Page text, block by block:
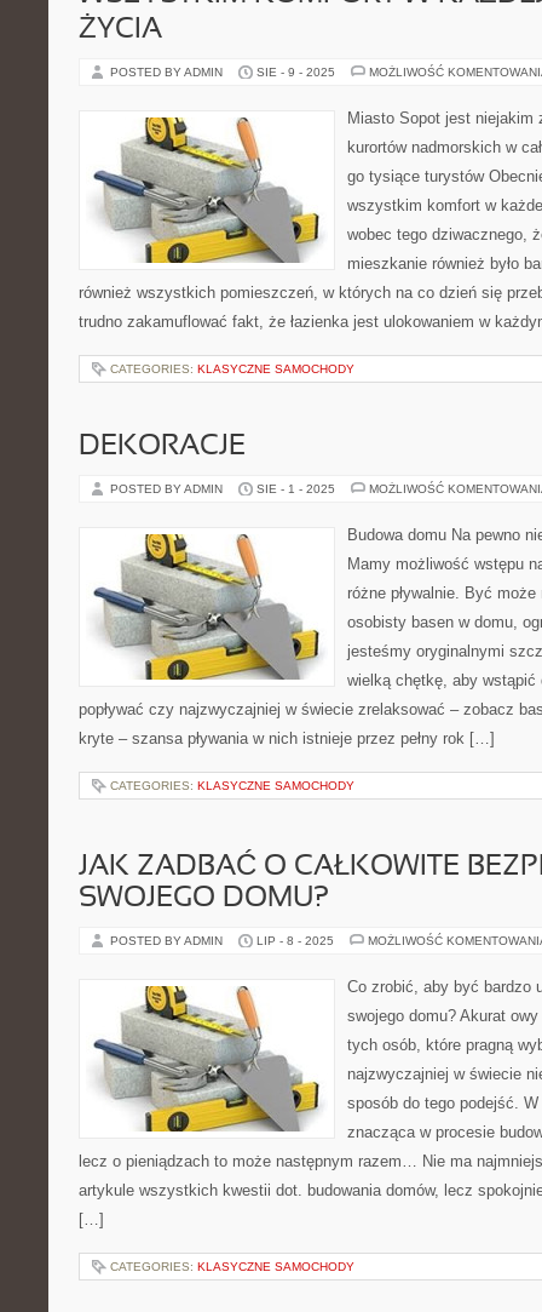
ŻYCIA
POSTED BY ADMIN SIE - 9 - 2025 MOŻLIWOŚĆ
Miasto Sopot jest niejakim
kurortów nadmorskich w
go tysiące turystów
wszystkim komfort w
wobec tego dziwacznego,
mieszkanie również było
również wszystkich pomieszczeń, w których na co dzień się
trudno zakamuflować fakt, że łazienka jest ulokowaniem w
CATEGORIES: KLASYCZNE SAMOCHODY
DEKORACJE
POSTED BY ADMIN SIE - 1 - 2025 MOŻLIWOŚĆ
Budowa domu Na pewno
Mamy możliwość wstępu
różne pływalnie. Być
osobisty basen w domu,
jesteśmy oryginalnymi
wielką chętkę, aby wstąpić
popływać czy najzwyczajniej w świecie zrelaksować – zobacz
kryte – szansa pływania w nich istnieje przez pełny rok […]
CATEGORIES: KLASYCZNE SAMOCHODY
JAK ZADBAĆ O CAŁKOWITE
SWOJEGO DOMU?
POSTED BY ADMIN LIP - 8 - 2025 MOŻLIWOŚĆ
Co zrobić, aby być bardzo
swojego domu? Akurat
tych osób, które pragną
najzwyczajniej w świecie
sposób do tego podejść.
znacząca w procesie
lecz o pieniądzach to może następnym razem… Nie ma
artykule wszystkich kwestii dot. budowania domów, lecz
[…]
CATEGORIES: KLASYCZNE SAMOCHODY